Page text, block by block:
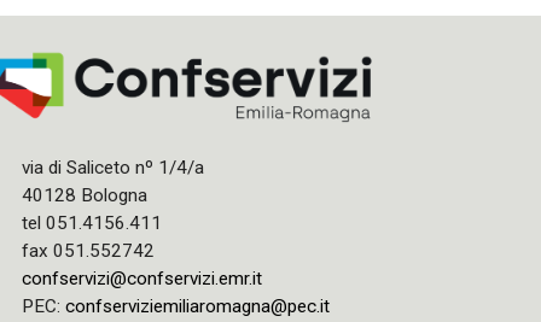
via di Saliceto nº 1/4/a
40128 Bologna
tel 051.4156.411
fax 051.552742
confservizi@confservizi.emr.it
PEC: confserviziemiliaromagna@pec.it